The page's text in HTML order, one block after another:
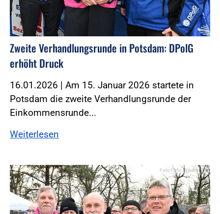
Zweite Verhandlungsrunde in Potsdam: DPolG
erhöht Druck
16.01.2026 | Am 15. Januar 2026 startete in
Potsdam die zweite Verhandlungsrunde der
Einkommensrunde...
Weiterlesen
Foto:Foto: Windmüller